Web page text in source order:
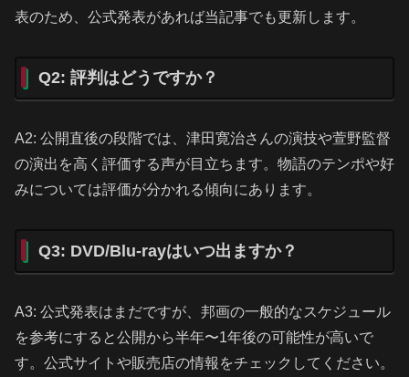
表のため、公式発表があれば当記事でも更新します。
Q2: 評判はどうですか？
A2: 公開直後の段階では、津田寛治さんの演技や萱野監督
の演出を高く評価する声が目立ちます。物語のテンポや好
みについては評価が分かれる傾向にあります。
Q3: DVD/Blu-rayはいつ出ますか？
A3: 公式発表はまだですが、邦画の一般的なスケジュール
を参考にすると公開から半年〜1年後の可能性が高いで
す。公式サイトや販売店の情報をチェックしてください。